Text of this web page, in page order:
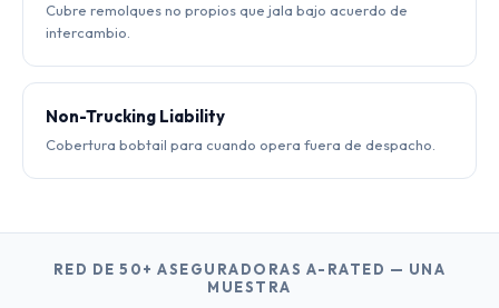
Cubre remolques no propios que jala bajo acuerdo de
intercambio.
Non-Trucking Liability
Cobertura bobtail para cuando opera fuera de despacho.
RED DE 50+ ASEGURADORAS A-RATED — UNA
MUESTRA